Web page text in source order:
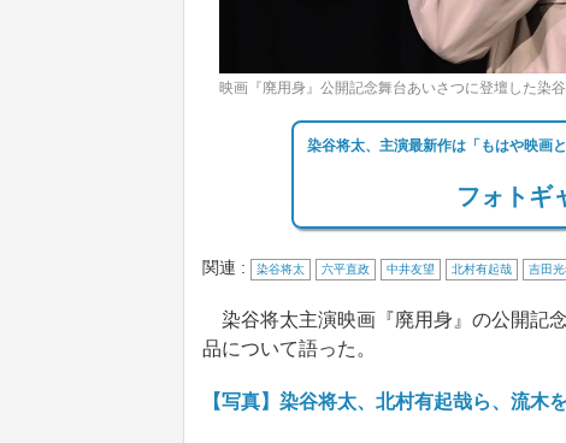
映画『廃用身』公開記念舞台あいさつに登壇した染
染谷将太、主演最新作は「もはや映画
フォトギ
関連 : 染谷将太 六平直政 中井友望 北村有起哉 吉田
染谷将太主演映画『廃用身』の公開記
品について語った。
【写真】染谷将太、北村有起哉ら、流木